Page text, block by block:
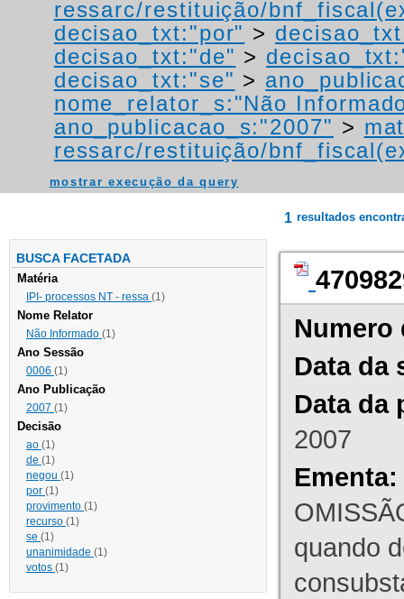
ressarc/restituição/
decisao_txt:"por" >
decisao_txt:"de" >
decisao_txt:"se" >
nome_relator_s:"Não
ano_publicacao_s:"2007" >
ressarc/restituição/
mostrar execução da query
BUSCA FACETADA
Matéria
IPI- processos NT - ressa (1)
Nome Relator
Não Informado (1)
Ano Sessão
0006 (1)
Ano Publicação
2007 (1)
Decisão
ao (1)
de (1)
negou (1)
por (1)
provimento (1)
recurso (1)
se (1)
unanimidade (1)
votos (1)
1 resultados
Numero
Data da
Data da
2007
Ementa:
quando